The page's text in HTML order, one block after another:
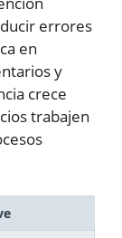
errores
en
y
crece
trabajen